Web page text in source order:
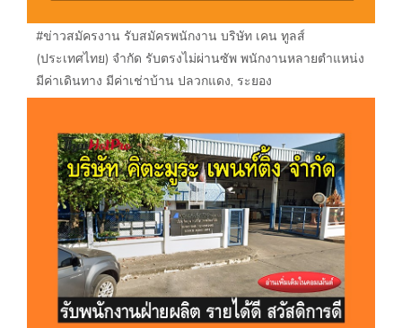
#ข่าวสมัครงาน รับสมัครพนักงาน บริษัท เคน ทูลส์
(ประเทศไทย) จำกัด รับตรงไม่ผ่านซัพ พนักงานหลายตำแหน่ง
มีค่าเดินทาง มีค่าเช่าบ้าน ปลวกแดง, ระยอง